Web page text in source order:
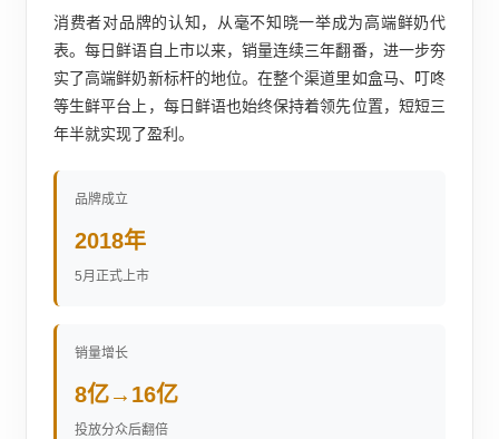
消费者对品牌的认知，从毫不知晓一举成为高端鲜奶代
表。每日鲜语自上市以来，销量连续三年翻番，进一步夯
实了高端鲜奶新标杆的地位。在整个渠道里如盒马、叮咚
等生鲜平台上，每日鲜语也始终保持着领先位置，短短三
年半就实现了盈利。
品牌成立
2018年
5月正式上市
销量增长
8亿→16亿
投放分众后翻倍